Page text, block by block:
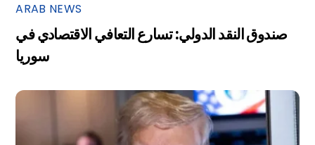
ARAB NEWS
صندوق النقد الدولي: تسارع التعافي الاقتصادي في
سوريا